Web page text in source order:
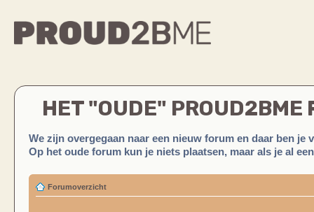
HET "OUDE" PROUD2BME
We zijn overgegaan naar een nieuw forum en daar ben je
Op het oude forum kun je niets plaatsen, maar als je al
Forumoverzicht